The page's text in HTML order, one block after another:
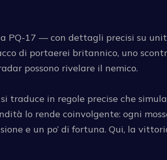
PQ-17 — con dettagli precisi su
di portaerei britannico, uno
possono rivelare il nemico.
traduce in regole precise che
lo rende coinvolgente: ogni
e un po’ di fortuna. Qui, la